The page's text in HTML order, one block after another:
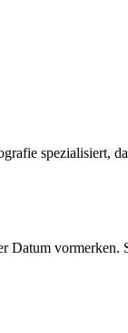
spezialisiert,
vormerken.